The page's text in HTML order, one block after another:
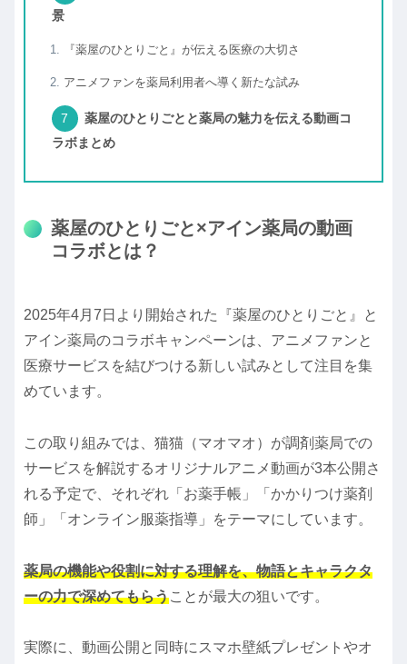
景
『薬屋のひとりごと』が伝える医療の大切さ
アニメファンを薬局利用者へ導く新たな試み
薬屋のひとりごとと薬局の魅力を伝える動画コ
ラボまとめ
薬屋のひとりごと×アイン薬局の動画
コラボとは？
2025年4月7日より開始された『薬屋のひとりごと』と
アイン薬局のコラボキャンペーンは、アニメファンと
医療サービスを結びつける新しい試みとして注目を集
めています。
この取り組みでは、猫猫（マオマオ）が調剤薬局での
サービスを解説するオリジナルアニメ動画が3本公開さ
れる予定で、それぞれ「お薬手帳」「かかりつけ薬剤
師」「オンライン服薬指導」をテーマにしています。
薬局の機能や役割に対する理解を、物語とキャラクタ
ーの力で深めてもらうことが最大の狙いです。
実際に、動画公開と同時にスマホ壁紙プレゼントやオ